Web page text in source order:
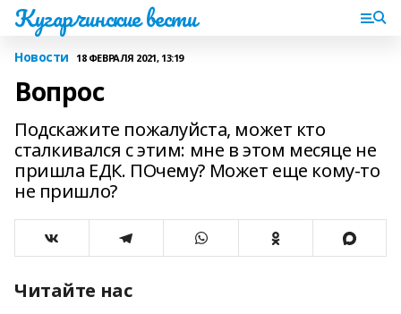
Кугарчинские вести
Новости 18 ФЕВРАЛЯ 2021, 13:19
Вопрос
Подскажите пожалуйста, может кто
сталкивался с этим: мне в этом месяце не
пришла ЕДК. ПОчему? Может еще кому-то
не пришло?
Читайте нас